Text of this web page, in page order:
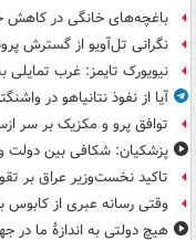
باغچه‌های خانگی در کاهش
نگرانی تل‌آویو از گسترش
نیویورک تایمز: غرب تمایلی
آیا از نفوذ نتانیاهو در
توافق پرو و مکزیک بر سر
پزشکیان: شکافی بین
تاکید نخست‌وزیر عراق بر
وقتی رسانه عبری از کابوس
هیچ دولتی به اندازۀ ما